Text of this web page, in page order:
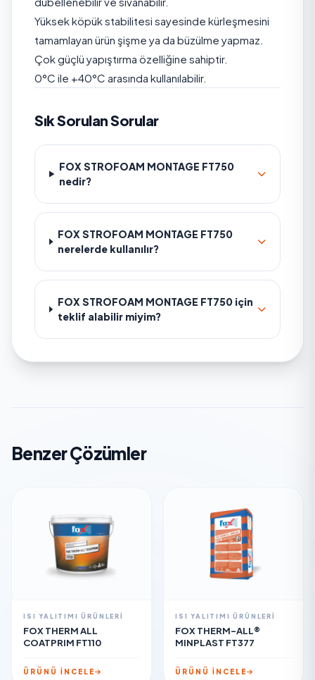
Yüksek köpük stabilitesi sayesinde kürleşmesini
tamamlayan ürün şişme ya da büzülme yapmaz.
Çok güçlü yapıştırma özelliğine sahiptir.
0°C ile +40°C arasında kullanılabilir.
Sık Sorulan Sorular
FOX STROFOAM MONTAGE FT750
nedir?
FOX STROFOAM MONTAGE FT750
nerelerde kullanılır?
FOX STROFOAM MONTAGE FT750 için
teklif alabilir miyim?
Benzer Çözümler
ISI YALITIMI ÜRÜNLERI
FOX THERM ALL
COATPRIM FT110
ÜRÜNÜ İNCELE
ISI YALITIMI ÜRÜNLERI
FOX THERM-ALL®
MINPLAST FT377
ÜRÜNÜ İNCELE